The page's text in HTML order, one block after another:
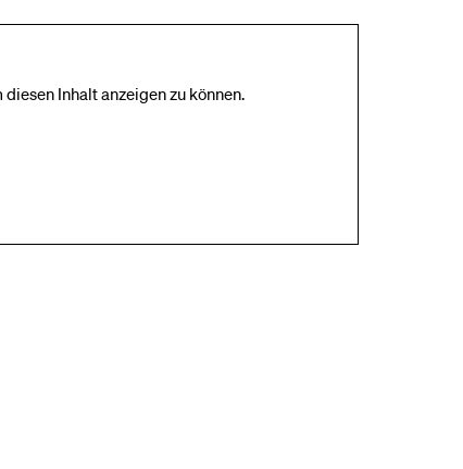
Inhalt anzeigen zu können.